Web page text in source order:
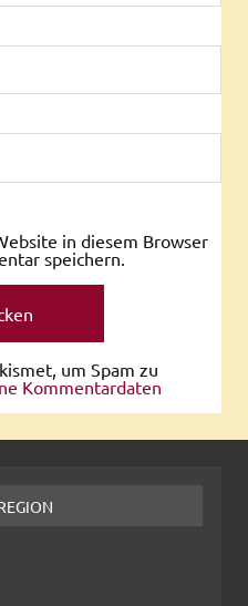
in diesem Browser
speichern.
um Spam zu
Kommentardaten